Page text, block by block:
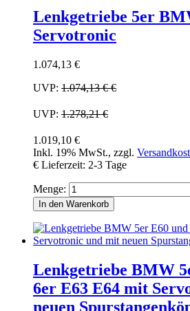
Lenkgetriebe 5er
Servotronic
1.074,13 €
UVP: 1.074,13 €€
UVP: 1.278,21 €
1.019,10 €
Inkl. 19% MwSt., zzgl.
€ Lieferzeit: 2-3 Tage
Menge:
In den Warenkorb
Lenkgetriebe BMW
6er E63 E64 mit
neuen